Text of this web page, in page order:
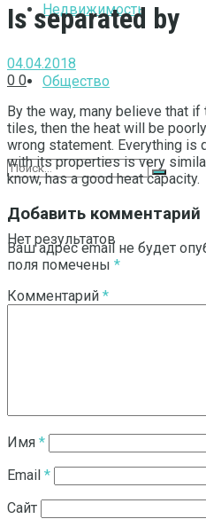
Недвижимость
Общество
Нет результатов
Смотреть все результаты
Is separated by
04.04.2018
0 0
By the way, many believe that
tiles, then the heat will be
wrong statement. Everything is
with its properties is very
know, has a good heat capacity.
Добавить комментарий
Ваш адрес email не будет
поля помечены *
Комментарий *
Имя *
Email *
Сайт